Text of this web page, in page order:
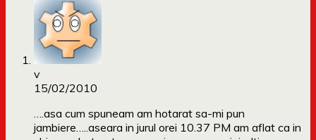
v
15/02/2010
….asa cum spuneam am hotarat sa-mi pun
jambiere…..aseara in jurul orei 10.37 PM am aflat ca in